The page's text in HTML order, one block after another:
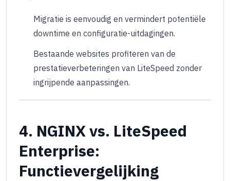
Migratie is eenvoudig en vermindert potentiële
downtime en configuratie-uitdagingen.
Bestaande websites profiteren van de
prestatieverbeteringen van LiteSpeed zonder
ingrijpende aanpassingen.
4. NGINX vs. LiteSpeed
Enterprise:
Functievergelijking